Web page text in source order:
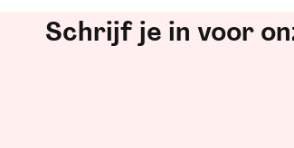
Schrijf je in voor